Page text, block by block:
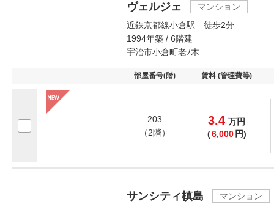
ヴェルジェ
マンション
近鉄京都線小倉駅 徒歩2分
1994年築 / 6階建
宇治市小倉町老ﾉ木
部屋番号(階) 賃料 (管理費等)
203
（2階）
3.4 万円
(6,000 円)
サンシティ槙島
マンション